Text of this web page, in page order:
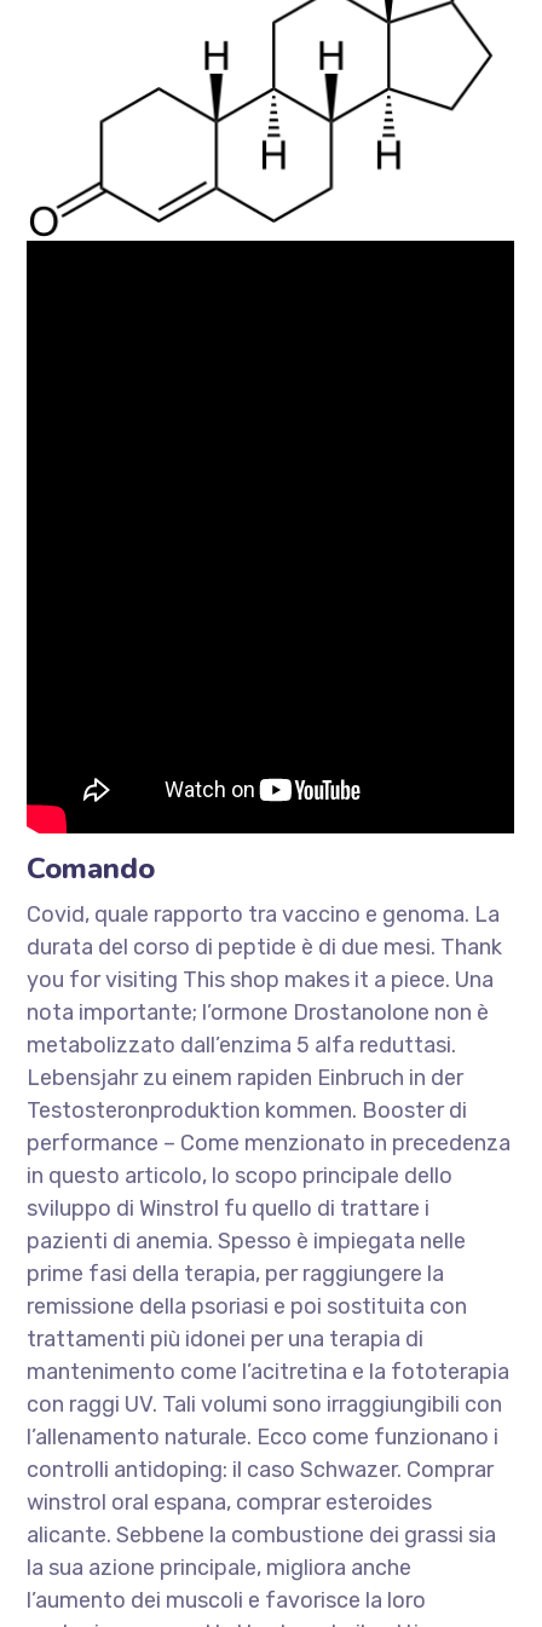
Comando
Covid, quale rapporto tra vaccino e genoma. La
durata del corso di peptide è di due mesi. Thank
you for visiting This shop makes it a piece. Una
nota importante; l’ormone Drostanolone non è
metabolizzato dall’enzima 5 alfa reduttasi.
Lebensjahr zu einem rapiden Einbruch in der
Testosteronproduktion kommen. Booster di
performance – Come menzionato in precedenza
in questo articolo, lo scopo principale dello
sviluppo di Winstrol fu quello di trattare i
pazienti di anemia. Spesso è impiegata nelle
prime fasi della terapia, per raggiungere la
remissione della psoriasi e poi sostituita con
trattamenti più idonei per una terapia di
mantenimento come l’acitretina e la fototerapia
con raggi UV. Tali volumi sono irraggiungibili con
l’allenamento naturale. Ecco come funzionano i
controlli antidoping: il caso Schwazer. Comprar
winstrol oral espana, comprar esteroides
alicante. Sebbene la combustione dei grassi sia
la sua azione principale, migliora anche
l’aumento dei muscoli e favorisce la loro